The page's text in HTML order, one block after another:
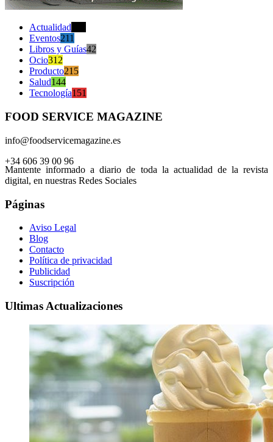
Actualidad
Eventos211
Libros y Guías42
Ocio312
Producto215
Salud144
Tecnología151
FOOD SERVICE MAGAZINE
info@foodservicemagazine.es
+34 606 39 00 96
Mantente informado a diario de toda la actualidad de la revista
digital, en nuestras Redes Sociales
Páginas
Aviso Legal
Blog
Contacto
Política de privacidad
Publicidad
Suscripción
Ultimas Actualizaciones